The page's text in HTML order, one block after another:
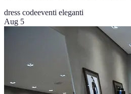
dress codeeventi eleganti
Aug 5